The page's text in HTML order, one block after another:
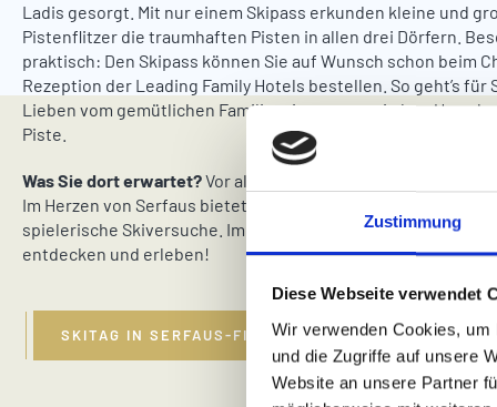
Zustimmung
Diese Webseite verwendet
Wir verwenden Cookies,
und die Zugriffe auf unsere
Website an unsere Partner
Ladis gesorgt. Mit nur einem Skipass erkunden kleine und
Pistenflitzer die traumhaften Pisten in allen drei Dörfern.
praktisch: Den Skipass können Sie auf Wunsch schon beim
Rezeption der Leading Family Hotels bestellen. So geht’s für
Lieben vom gemütlichen Familienzimmer quasi ohne
Piste.
Was Sie dort erwartet?Vor allem jede Menge Highlights für
Im Herzen von Serfaus bietet der Murmlipark genügend Platz
spielerische Skiversuche. Im Serfauser Schnee gibt es so
entdecken und erleben!
SKITAG IN SERFAUS-FISS-LADIS PLANEN